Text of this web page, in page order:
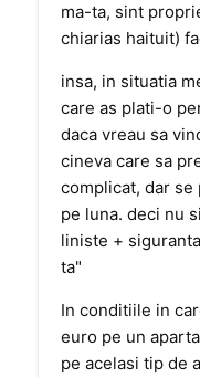
ma-ta, sint
chiarias haituit)
insa, in situatia
care as plati-o
daca vreau sa
cineva care sa
complicat, dar se
pe luna. deci nu
liniste +
ta"
In conditiile in
euro pe un
pe acelasi tip de